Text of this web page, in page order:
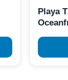
Playa